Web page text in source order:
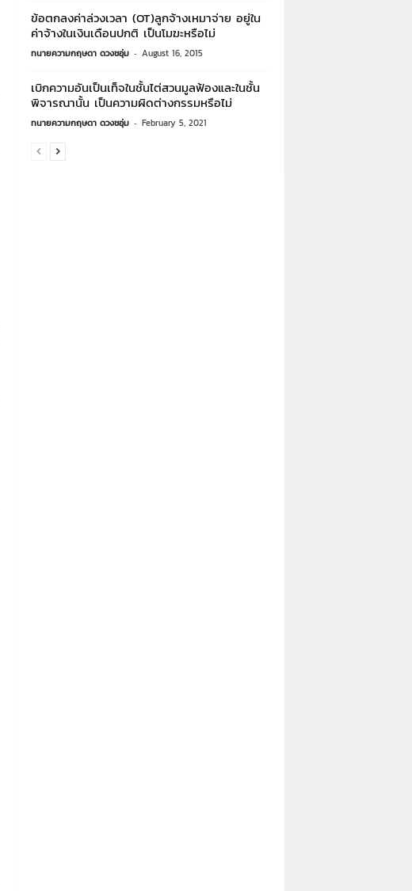
ข้อตกลงค่าล่วงเวลา (OT)ลูกจ้างเหมาจ่าย อยู่ใน
ค่าจ้างในเงินเดือนปกติ เป็นโมฆะหรือไม่
ทนายความกฤษดา ดวงชอุ่ม - August 16, 2015
เบิกความอันเป็นเท็จในชั้นไต่สวนมูลฟ้องและในชั้น
พิจารณานั้น เป็นความผิดต่างกรรมหรือไม่
ทนายความกฤษดา ดวงชอุ่ม - February 5, 2021